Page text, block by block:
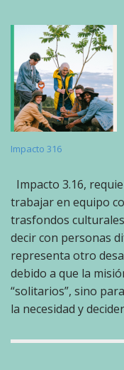
Impacto 316
Impacto 3.16,
trabajar en equipo
trasfondos
decir con personas
representa otro
debido a que la
“solitarios”, sino
la necesidad y